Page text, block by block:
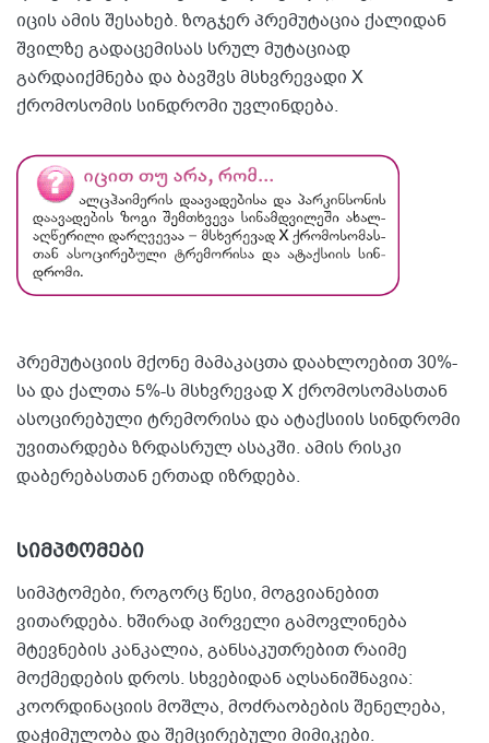
იცის ამის შესახებ. ზოგჯერ პრემუტაცია ქალიდან
შვილზე გადაცემისას სრულ მუტაციად
გარდაიქმნება და ბავშვს მსხვრევადი X
ქრომოსომის სინდრომი უვლინდება.
პრემუტაციის მქონე მამაკაცთა დაახლოებით 30%-
სა და ქალთა 5%-ს მსხვრევად X ქრომოსომასთან
ასოცირებული ტრემორისა და ატაქსიის სინდრომი
უვითარდება ზრდასრულ ასაკში. ამის რისკი
დაბერებასთან ერთად იზრდება.
სიმპტომები
სიმპტომები, როგორც წესი, მოგვიანებით
ვითარდება. ხშირად პირველი გამოვლინება
მტევნების კანკალია, განსაკუთრებით რაიმე
მოქმედების დროს. სხვებიდან აღსანიშნავია:
კოორდინაციის მოშლა, მოძრაობების შენელება,
დაჭიმულობა და შემცირებული მიმიკები.